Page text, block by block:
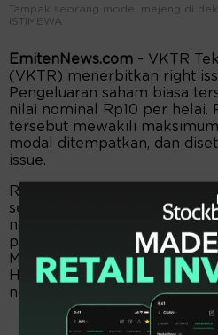
Tampak seorang model mejeng di
ISTIMEWA
EmitenNews.com - VKTR
(VKTR) menerbitkan right
Pengeluaran saham biasa
nilai nominal Rp10 per helai.
tersebut mewakili
modal ditempatkan, dan
issue.
Right issue ditawarkan
setiap pemegang 7 saham
nama tercantum dalam
pada 30 Juli 2026 pukul
Memesan Efek Terlebih
HMETD berhak untuk
nominal Rp10 per helai.